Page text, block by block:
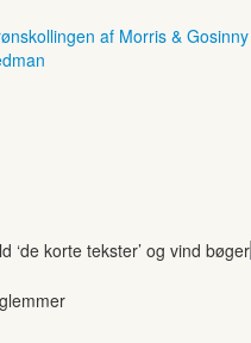
af Morris & Gosinny
‘de korte tekster’ og vind bøger